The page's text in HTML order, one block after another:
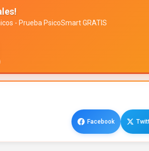
- Prueba PsicoSmart GRATIS
Facebook